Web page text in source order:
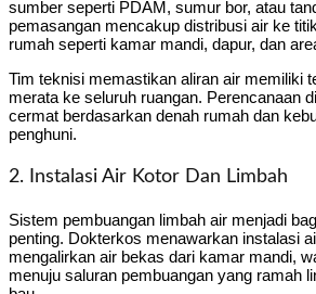
sumber seperti PDAM, sumur bor, atau
pemasangan mencakup distribusi air ke
rumah seperti kamar mandi, dapur, dan
Tim teknisi memastikan aliran air memiliki
merata ke seluruh ruangan. Perencanaan
cermat berdasarkan denah rumah dan
penghuni.
2. Instalasi Air Kotor Dan Limbah
Sistem pembuangan limbah air menjadi
penting. Dokterkos menawarkan instalasi
mengalirkan air bekas dari kamar mandi,
menuju saluran pembuangan yang ramah